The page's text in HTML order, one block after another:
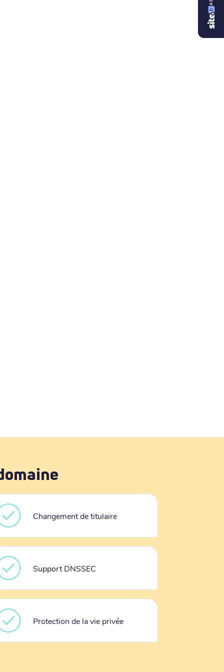
Changement de titulaire
Support DNSSEC
Protection de la vie privée